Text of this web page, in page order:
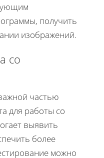
получить
изображений.
со
частью
для работы со
выявить
более
можно